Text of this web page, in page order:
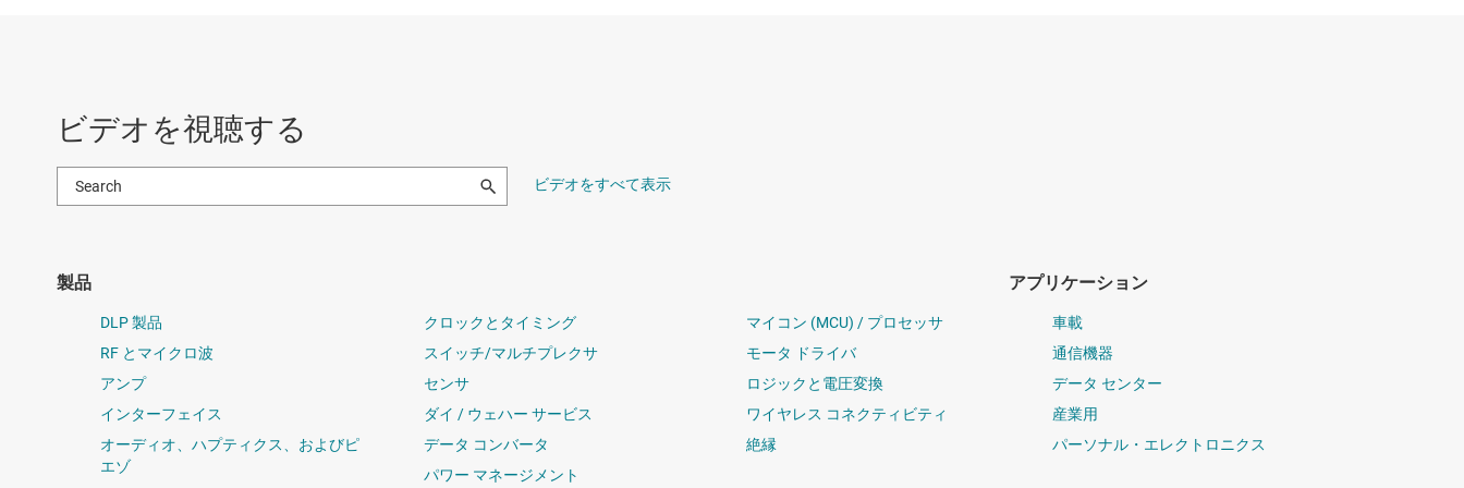
ビデオを視聴する
ビデオをすべて表示
製品
DLP 製品
RF とマイクロ波
アンプ
インターフェイス
オーディオ、ハプティクス、およびピ
エゾ
クロックとタイミング
スイッチ/マルチプレクサ
センサ
ダイ / ウェハー サービス
データ コンバータ
パワー マネージメント
マイコン (MCU) / プロセッサ
モータ ドライバ
ロジックと電圧変換
ワイヤレス コネクティビティ
絶縁
アプリケーション
車載
通信機器
データ センター
産業用
パーソナル・エレクトロニクス